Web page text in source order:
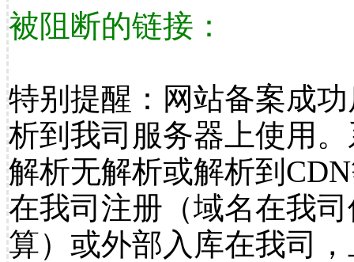
被阻断的链接：
特别提醒：网站备案成
析到我司服务器上使用
解析无解析或解析到
在我司注册（域名在我
算）或外部入库在我司